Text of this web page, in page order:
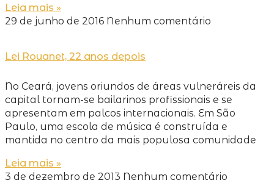
Leia mais »
29 de junho de 2016 Nenhum comentário
Lei Rouanet, 22 anos depois
No Ceará, jovens oriundos de áreas vulneráreis da
capital tornam-se bailarinos profissionais e se
apresentam em palcos internacionais. Em São
Paulo, uma escola de música é construída e
mantida no centro da mais populosa comunidade
Leia mais »
3 de dezembro de 2013 Nenhum comentário